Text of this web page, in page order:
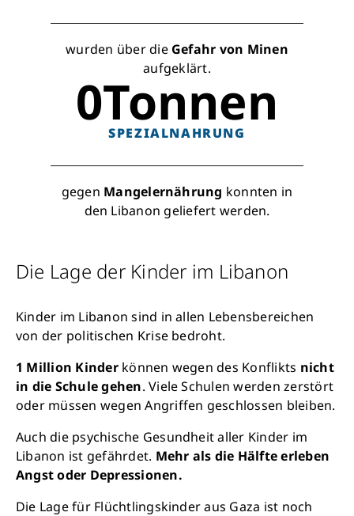
wurden über dieGefahr von Minen
aufgeklärt.
0Tonnen
SPEZIALNAHRUNG
gegen Mangelernährung konnten in
den Libanon geliefert werden.
Die Lage der Kinder im Libanon
Kinder im Libanon sind in allen Lebensbereichen
von der politischen Krise bedroht.
1 Million Kinderkönnen wegen des Konflikts nicht
in die Schule gehen. Viele Schulen werden zerstört
oder müssen wegen Angriffen geschlossen bleiben.
Auch die psychische Gesundheit aller Kinder im
Libanon ist gefährdet. Mehr als die Hälfte erleben
Angst oder Depressionen.
Die Lage für Flüchtlingskinder aus Gaza ist noch